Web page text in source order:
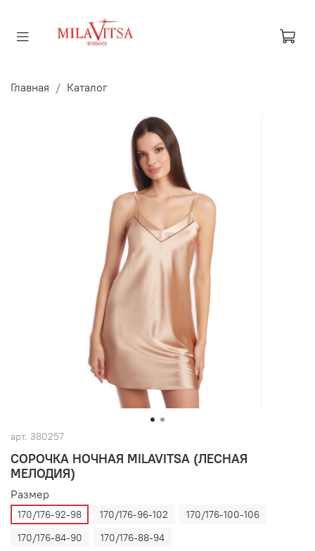
Главная Каталог
арт. 380257
СОРОЧКА НОЧНАЯ MILAVITSA (ЛЕСНАЯ
МЕЛОДИЯ)
Размер
170/176-92-98 170/176-96-102
170/176-100-106
170/176-84-90
170/176-88-94